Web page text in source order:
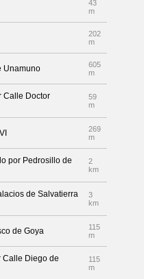
43
m
202
m
Unamuno
605
m
Calle Doctor
59
m
269
m
por Pedrosillo de
2
km
de Salvatierra
3
km
de Goya
115
m
Calle Diego de
115
m